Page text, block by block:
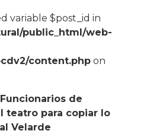
variable $post_id in
public_html/web-
content.phpon
Funcionarios de
teatro para copiar lo
Velarde